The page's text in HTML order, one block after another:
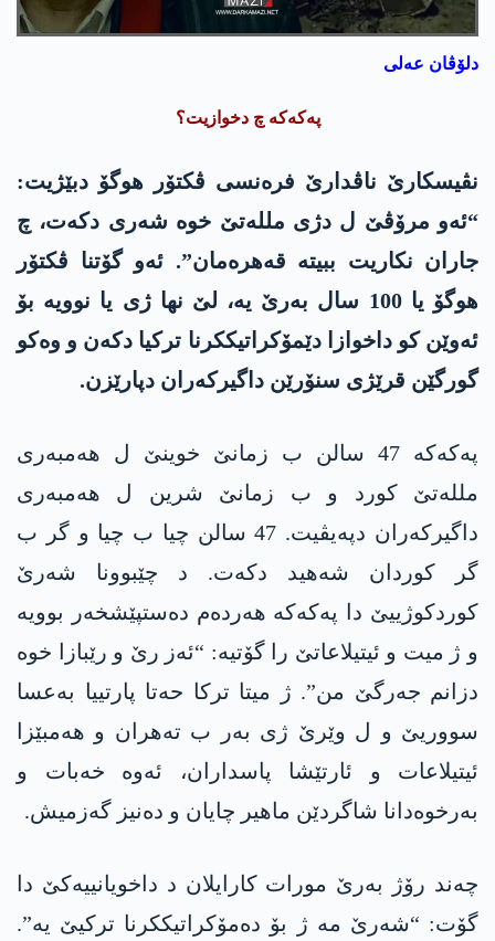
دلۆڤان عەلی
پەکەکە چ دخوازیت؟
نڤیسکارێ ناڤدارێ فرەنسی ڤکتۆر ھوگۆ دبێژیت:
“ئەو مرۆڤێ ل دژی مللەتێ خوە شەری دکەت، چ
جاران نکاریت ببیتە قەهرەمان”. ئەو گۆتنا ڤکتۆر
ھوگۆ یا 100 سال بەرێ یە، لێ نھا ژی یا نوویە بۆ
ئەوێن کو داخوازا دێمۆکراتیککرنا ترکیا دکەن و وەکو
گورگێن قرێژی سنۆرێن داگیرکەران دپارێزن.
پەکەکە 47 سالن ب زمانێ خوینێ ل ھەمبەری
مللەتێ کورد و ب زمانێ شرین ل ھەمبەری
داگیرکەران دپەیڤیت. 47 سالن چیا ب چیا و گر ب
گر کوردان شەھید دکەت. د چێبوونا شەرێ
کوردکوژییێ دا پەکەکە ھەردەم دەستپێشخەر بوویە
و ژ میت و ئیتیلاعاتێ را گۆتیە: “ئەز رێ و رێبازا خوە
دزانم جەرگێ من”. ژ میتا ترکا حەتا پارتییا بەعسا
سووریێ و ل وێرێ ژی بەر ب تەھران و ھەمبێزا
ئیتیلاعات و ئارتێشا پاسداران، ئەوە خەبات و
بەرخوەدانا شاگردێن ماھیر چایان و دەنیز گەزمیش.
چەند رۆژ بەرێ مورات کارایلان د داخویانییەکێ دا
گۆت: “شەرێ مە ژ بۆ دەمۆکراتیککرنا ترکیێ یە”.